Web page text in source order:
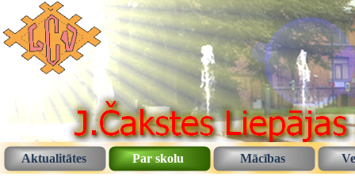
Aktualitātes Par skolu Mācības